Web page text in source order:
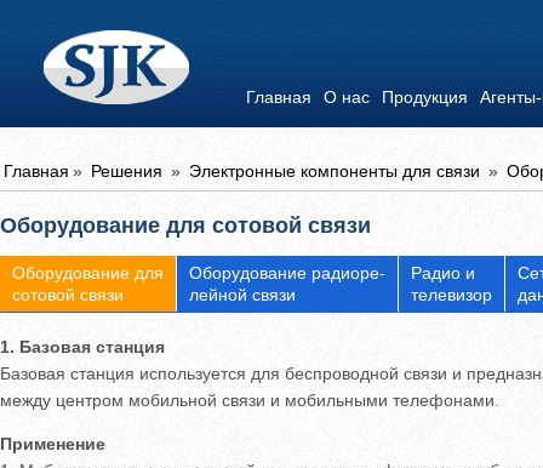
Главная О нас Продукция
Главная » Решения » Электронные компоненты для связи »
Оборудование для сотовой связи
Оборудование
для сотовой
Оборудование
радиорелейной
связи
Оборудование для
сотовой связи
Оборудование радиоре-
лейной связи
Радио и
телевизор
1. Базовая станция
Базовая станция используется для беспроводной связи и
между центром мобильной связи и мобильными телефонами.
Применение